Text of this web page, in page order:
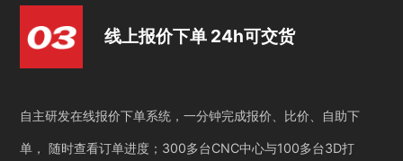
线上报价下单 24h可交货
自主研发在线报价下单系统，一分钟完成报价、比价、自助下
单， 随时查看订单进度；300多台CNC中心与100多台3D打